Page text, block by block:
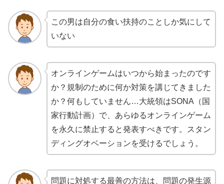
この男は自分の食い扶持のことしか気にして
いない
オンラインゲームはいつから始まったのです
か？規制のために何か対策を講じてきました
か？何もしていません…大統領はSONA（国
家行動計画）で、あらゆるオンラインゲーム
を永久に禁止すると発表すべきです。スタン
ディングオベーションを受けるでしょう。
問題に対処する最善の方法は、問題の発生源